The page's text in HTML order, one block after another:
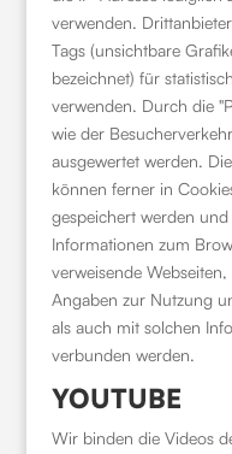
verwenden.
Tags (unsichtbare
bezeichnet) für
verwenden. Durch die
wie der
ausgewertet werden.
können ferner in
gespeichert werden
Informationen zum
verweisende
Angaben zur Nutzung
als auch mit solchen
verbunden werden.
YOUTUBE
Wir binden die Videos